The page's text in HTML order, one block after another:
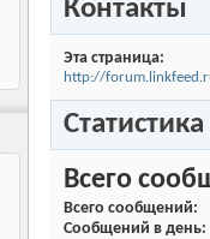
Контакты
Эта страница
http://
Статистика
Всего
Всего сообщений
Сообщений в день